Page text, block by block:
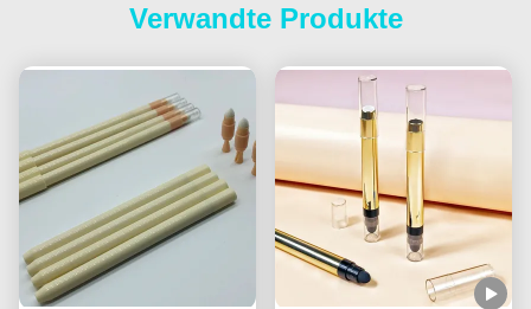
Verwandte Produkte